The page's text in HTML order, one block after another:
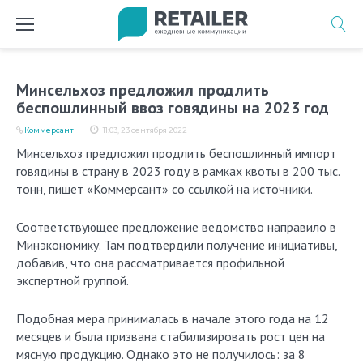
Минсельхоз предложил продлить
беспошлинный ввоз говядины на 2023 год
11:03, 23 сентября 2022
Коммерсант
Минсельхоз предложил продлить беспошлинный импорт
говядины в страну в 2023 году в рамках квоты в 200 тыс.
тонн, пишет «Коммерсант» со ссылкой на источники.
Соответствующее предложение ведомство направило в
Минэкономику. Там подтвердили получение инициативы,
добавив, что она рассматривается профильной
экспертной группой.
Подобная мера принималась в начале этого года на 12
месяцев и была призвана стабилизировать рост цен на
мясную продукцию. Однако это не получилось: за 8